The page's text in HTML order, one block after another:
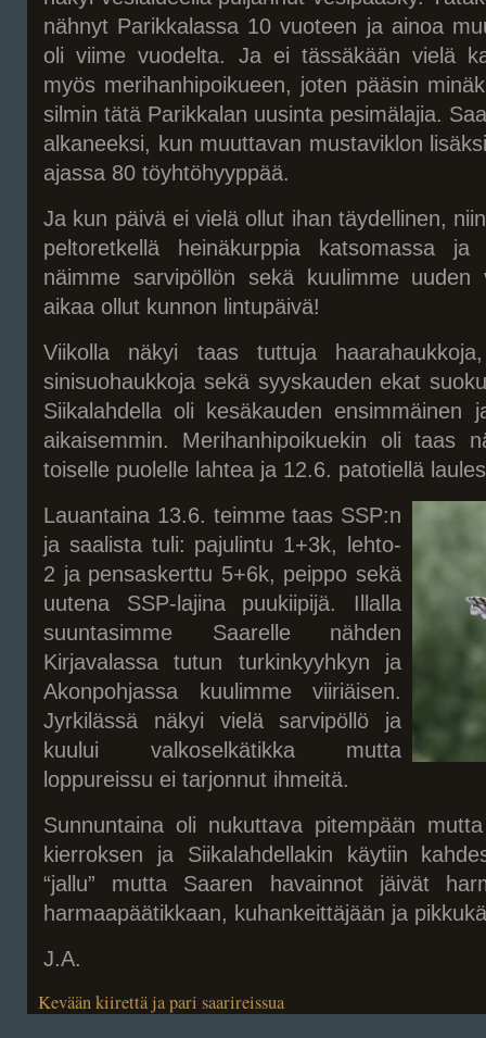
nähnyt Parikkalassa 10 vuoteen ja ainoa
oli viime vuodelta. Ja ei tässäkään vielä
myös merihanhipoikueen, joten pääsin
silmin tätä Parikkalan uusinta pesimälajia.
alkaneeksi, kun muuttavan mustaviklon
ajassa 80 töyhtöhyyppää.
Ja kun päivä ei vielä ollut ihan täydellinen,
peltoretkellä heinäkurppia katsomassa
näimme sarvipöllön sekä kuulimme uuden
aikaa ollut kunnon lintupäivä!
Viikolla näkyi taas tuttuja
sinisuohaukkoja sekä syyskauden ekat
Siikalahdella oli kesäkauden ensimmäinen
aikaisemmin. Merihanhipoikuekin oli taas
toiselle puolelle lahtea ja 12.6. patotiellä
Lauantaina 13.6. teimme taas SSP:n
ja saalista tuli: pajulintu 1+3k, lehto-
2 ja pensaskerttu 5+6k, peippo sekä
uutena SSP-lajina puukiipijä. Illalla
suuntasimme Saarelle nähden
Kirjavalassa tutun turkinkyyhkyn ja
Akonpohjassa kuulimme viiriäisen.
Jyrkilässä näkyi vielä sarvipöllö ja
kuului valkoselkätikka mutta
loppureissu ei tarjonnut ihmeitä.
Sunnuntaina oli nukuttava pitempään
kierroksen ja Siikalahdellakin käytiin
“jallu” mutta Saaren havainnot jäivät
harmaapäätikkaan, kuhankeittäjään ja
J.A.
Kevään kiirettä ja pari saarireissua